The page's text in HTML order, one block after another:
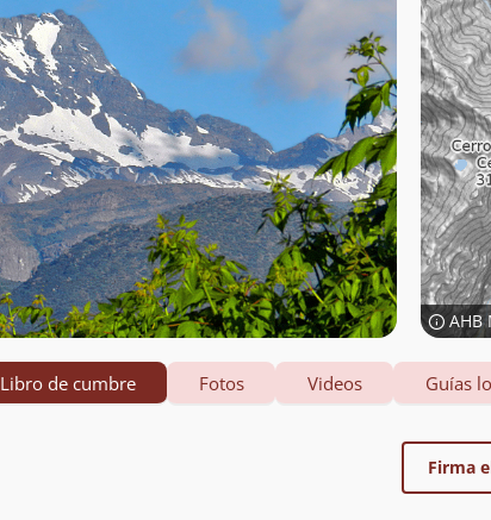
AHB
Libro de cumbre Fotos Videos Guías
Firma